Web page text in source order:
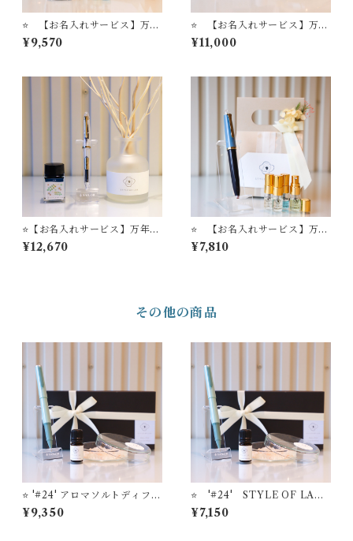
⭐️ 【お名入れサービス】万年
筆ビュッフェ'Pick Who?'コ
レクション「ゴールドトリ
吸入コンバーター（ゴールド
パック）＋ STYLE OF LAB
オリジナル万年筆インク '＃2
4' ＋ STYLE OF LABオリジ
ナル ミニフレグランスセッ
¥9,570
⭐️ 【お名入れサービス】万年
筆ビュッフェ'Pick Who?'コ
レクション「ゴールドトリ
ドパック）＋ STYLE OF L
AB オリジナル万年筆インク
'＃24' ＋ STYLE OF LAB
オリジナル アロマソルトデ
ィフューザー
¥11,000
⭐️【お名入れサービス】万年筆
ビュッフェ'Pick Who?'コレ
クション「ゴールドトリム・
ナル万年筆インク '＃24' ＋
¥12,670
⭐️ 【お名入れサービス】万年
筆ビュッフェ ’Pick Who？’
コレクション 店主−01 ＋ S
¥7,810
その他の商品
⭐️ '#24' アロマソルトディフュ
ーザー ＋ TUZU アジャスト
万年筆 セーラー万年筆【お名
¥9,350
⭐️ '#24' STYLE OF LAB
オリジナル アロマソルトデ
ィフューザー ＋【お名入れサ
¥7,150